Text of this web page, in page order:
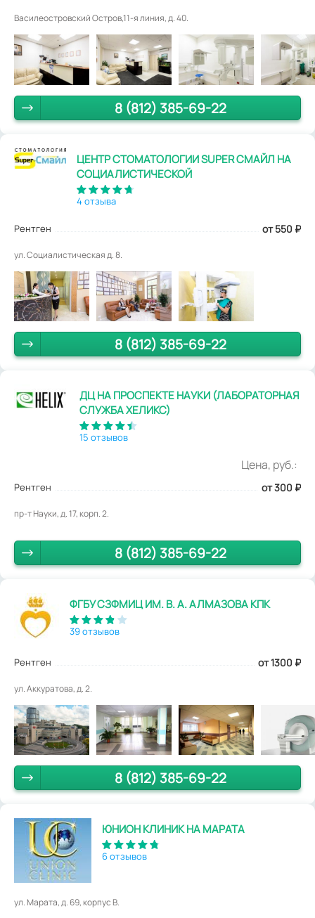
Василеостровский Остров,11-я линия, д. 40.
8 (812) 385-69-22
ЦЕНТР СТОМАТОЛОГИИ SUPER СМАЙЛ НА
СОЦИАЛИСТИЧЕСКОЙ
4 отзыва
Рентген от 550 ₽
ул. Социалистическая д. 8.
8 (812) 385-69-22
ДЦ НА ПРОСПЕКТЕ НАУКИ (ЛАБОРАТОРНАЯ
СЛУЖБА ХЕЛИКС)
15 отзывов
Цена, руб.:
Рентген от 300 ₽
пр-т Науки, д. 17, корп. 2.
8 (812) 385-69-22
ФГБУ СЗФМИЦ ИМ. В. А. АЛМАЗОВА КПК
39 отзывов
Рентген от 1300 ₽
ул. Аккуратова, д. 2.
8 (812) 385-69-22
ЮНИОН КЛИНИК НА МАРАТА
6 отзывов
ул. Марата, д. 69, корпус В.